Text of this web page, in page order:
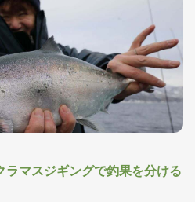
マスジギングで釣果を分ける